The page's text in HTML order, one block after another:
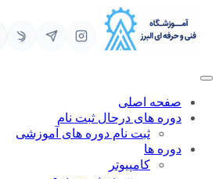
محتوا
صفحه اصلی
دوره های درحال ثبت نام
ثبت نام دوره های آموزشی
دوره ها
کامپیوتر